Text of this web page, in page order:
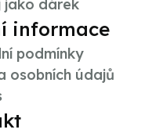
jako dárek
informace
podmínky
osobních údajů